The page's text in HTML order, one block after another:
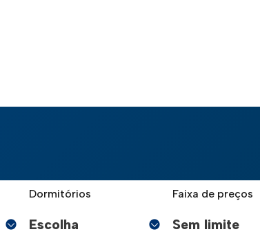
Dormitórios Faixa de preços